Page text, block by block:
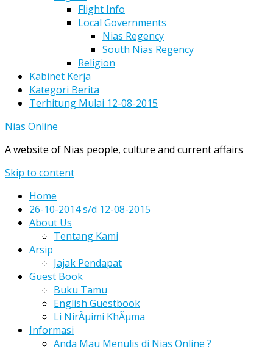
Flight Info
Local Governments
Nias Regency
South Nias Regency
Religion
Kabinet Kerja
Kategori Berita
Terhitung Mulai 12-08-2015
Nias Online
A website of Nias people, culture and current affairs
Skip to content
Home
26-10-2014 s/d 12-08-2015
About Us
Tentang Kami
Arsip
Jajak Pendapat
Guest Book
Buku Tamu
English Guestbook
Li NirÃµimi KhÃµma
Informasi
Anda Mau Menulis di Nias Online ?